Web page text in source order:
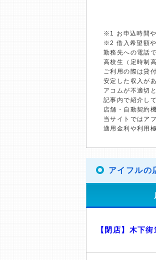
※1 お申込時間や
※2 借入希望額や
勤務先への電話
高校生（定時制
ご利用の際は貸
安定した収入が
アコムが不適切
記事内で紹介し
店舗・自動契約
当サイトではア
適用金利や利用
アイフルの
【閉店】木下